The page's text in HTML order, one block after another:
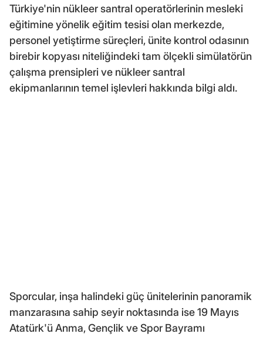
Türkiye'nin nükleer santral operatörlerinin mesleki
eğitimine yönelik eğitim tesisi olan merkezde,
personel yetiştirme süreçleri, ünite kontrol odasının
birebir kopyası niteliğindeki tam ölçekli simülatörün
çalışma prensipleri ve nükleer santral
ekipmanlarının temel işlevleri hakkında bilgi aldı.
Sporcular, inşa halindeki güç ünitelerinin panoramik
manzarasına sahip seyir noktasında ise 19 Mayıs
Atatürk'ü Anma, Gençlik ve Spor Bayramı